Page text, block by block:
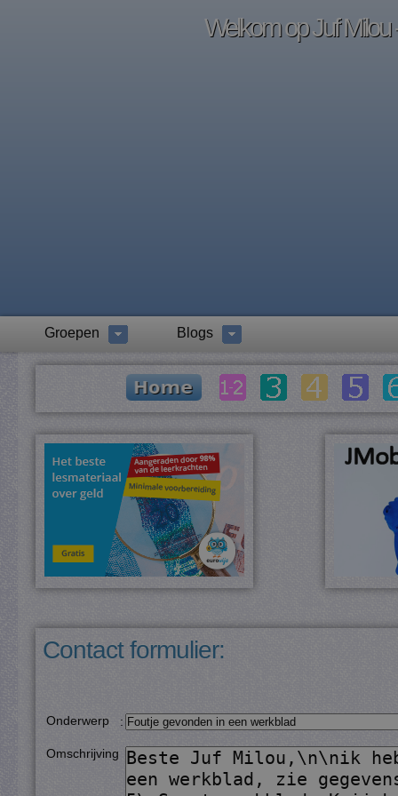
Welkom op Juf Milou
Groepen Blogs
Contact formulier:
Onderwerp :
Omschrijving